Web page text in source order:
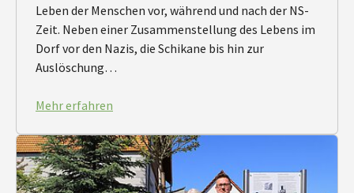
Leben der Menschen vor, während und nach der NS-
Zeit. Neben einer Zusammenstellung des Lebens im
Dorf vor den Nazis, die Schikane bis hin zur
Auslöschung…
Mehr erfahren